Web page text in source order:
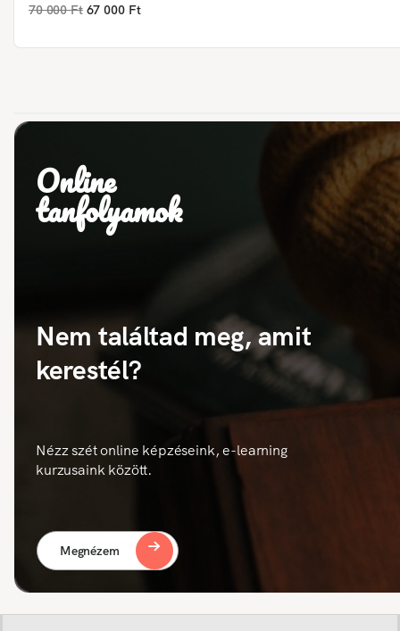
70 000 Ft 67 000 Ft
Online
tanfolyamok
Nem találtad meg, amit
kerestél?
Nézz szét online képzéseink, e-learning
kurzusaink között.
Megnézem